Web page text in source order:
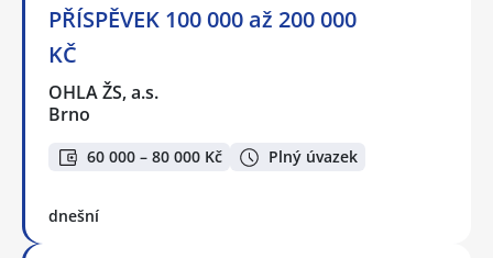
PŘÍSPĚVEK 100 000 až 200 000
KČ
OHLA ŽS, a.s.
Brno
60 000 – 80 000 Kč Plný úvazek
dnešní